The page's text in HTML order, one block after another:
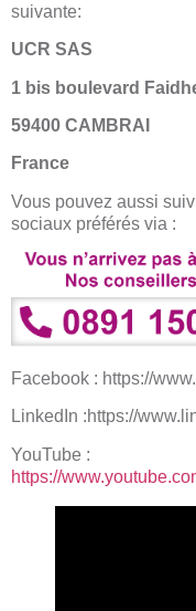
suivante:
UCR SAS
1 bis boulevard
59400 CAMBRAI
France
Vous pouvez aussi
sociaux préférés via :
Facebook : https://
LinkedIn :https://
YouTube :
https://